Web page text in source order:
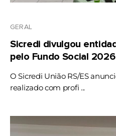
GERAL
Sicredi divulgou
pelo Fundo Social 2026
O Sicredi União RS/ES
realizado com profi ...